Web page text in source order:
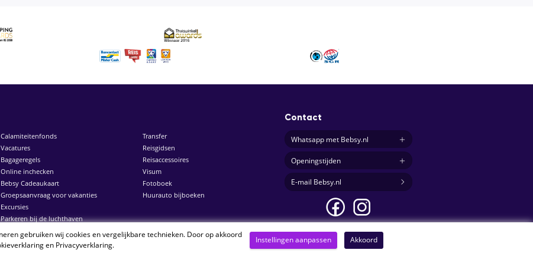
Calamiteitenfonds
Vacatures
Bagageregels
Online inchecken
Bebsy Cadeaukaart
Groepsaanvraag voor vakanties
Excursies
Parkeren bij de luchthaven
Transfer
Reisgidsen
Reisaccessoires
Visum
Fotoboek
Huurauto bijboeken
Contact
Whatsapp met Bebsy.nl
Openingstijden
E-mail Bebsy.nl
gebruiken wij cookies en vergelijkbare technieken. Door op akkoord
en Privacyverklaring.
Instellingen aanpassen Akkoord